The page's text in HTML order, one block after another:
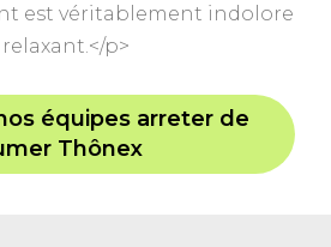
est véritablement indolore
p>
équipes arreter de
Thônex